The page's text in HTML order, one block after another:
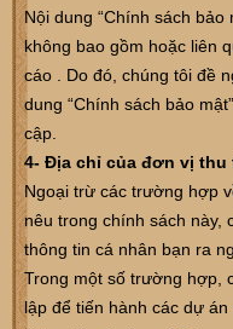
Nội dung “Chính sách bảo
không bao gồm hoặc liên
cáo . Do đó, chúng tôi đề
dung “Chính sách bảo
cập.
4- Địa chỉ của đơn vị thu
Ngoại trừ các trường hợp
nêu trong chính sách này,
thông tin cá nhân bạn ra
Trong một số trường hợp,
lập để tiến hành các dự